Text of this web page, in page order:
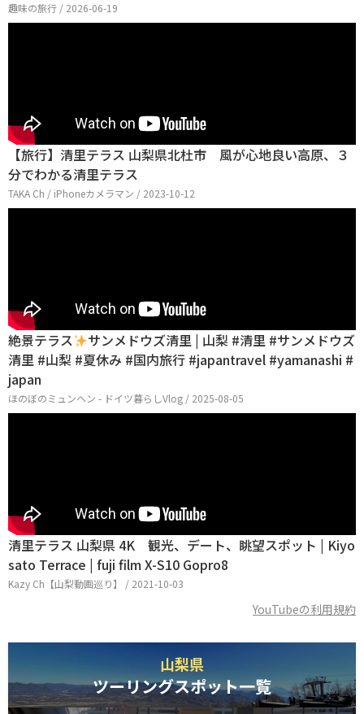
趣味の旅行 / 2026-06-19
【旅行】清里テラス 山梨県北杜市 風が心地良い高原、３
分でわかる清里テラス
TAKA Ch / iPhoneカメラマン / 2023-10-12
絶景テラス
サンメドウズ清里 | 山梨 #清里 #サンメドウズ
清里 #山梨 #夏休み #国内旅行 #japantravel #yamanashi #
japan
ほのぼのミュンヘン - ドイツ暮らしVlog / 2025-08-05
清里テラス 山梨県 4K 観光、デート、眺望スポット | Kiyo
sato Terrace | fuji film X-S10 Gopro8
Kazy Ch【山梨動画巡り】 / 2021-10-03
YouTubeの利用規約
山梨県
ツーリングスポット一覧